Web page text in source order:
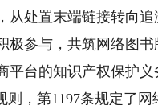
从处置末端链接转向
参与，共筑网络图书
台的知识产权保护义
，第1197条规定了